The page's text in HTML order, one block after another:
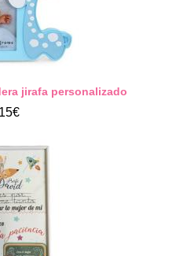
jirafa personalizado